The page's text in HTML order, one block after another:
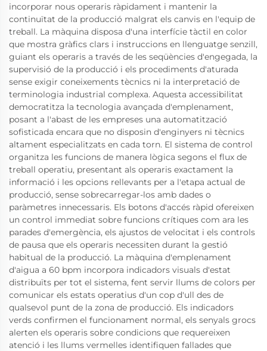
incorporar nous operaris ràpidament i mantenir la
continuïtat de la producció malgrat els canvis en l'equip de
treball. La màquina disposa d'una interfície tàctil en color
que mostra gràfics clars i instruccions en llenguatge senzill,
guiant els operaris a través de les seqüències d'engegada, la
supervisió de la producció i els procediments d'aturada
sense exigir coneixements tècnics ni la interpretació de
terminologia industrial complexa. Aquesta accessibilitat
democratitza la tecnologia avançada d'emplenament,
posant a l'abast de les empreses una automatització
sofisticada encara que no disposin d'enginyers ni tècnics
altament especialitzats en cada torn. El sistema de control
organitza les funcions de manera lògica segons el flux de
treball operatiu, presentant als operaris exactament la
informació i les opcions rellevants per a l'etapa actual de
producció, sense sobrecarregar-los amb dades o
paràmetres innecessaris. Els botons d'accés ràpid ofereixen
un control immediat sobre funcions crítiques com ara les
parades d'emergència, els ajustos de velocitat i els controls
de pausa que els operaris necessiten durant la gestió
habitual de la producció. La màquina d'emplenament
d'aigua a 60 bpm incorpora indicadors visuals d'estat
distribuïts per tot el sistema, fent servir llums de colors per
comunicar els estats operatius d'un cop d'ull des de
qualsevol punt de la zona de producció. Els indicadors
verds confirmen el funcionament normal, els senyals grocs
alerten els operaris sobre condicions que requereixen
atenció i les llums vermelles identifiquen fallades que